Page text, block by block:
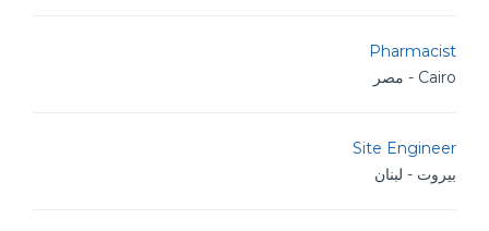
Pharmacist
Cairo - مصر
Site Engineer
بيروت - لبنان